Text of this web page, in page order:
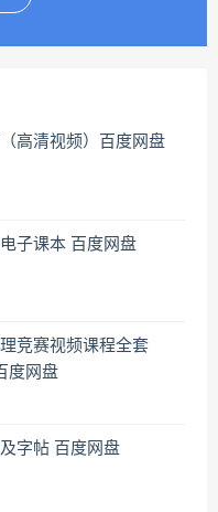
高清视频）百度网盘
子课本 百度网盘
竞赛视频课程全套
度网盘
字帖 百度网盘